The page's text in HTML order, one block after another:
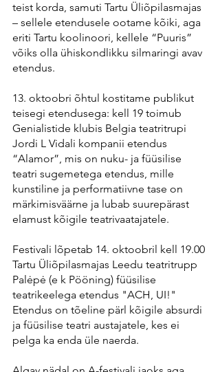
teist korda, samuti Tartu Üliõpilasmajas
– sellele etendusele ootame kõiki, aga
eriti Tartu koolinoori, kellele “Puuris”
võiks olla ühiskondlikku silmaringi avav
etendus.
13. oktoobri õhtul kostitame publikut
teisegi etendusega: kell 19 toimub
Genialistide klubis Belgia teatritrupi
Jordi L Vidali kompanii etendus
“Alamor”, mis on nuku- ja füüsilise
teatri sugemetega etendus, mille
kunstiline ja performatiivne tase on
märkimisväärne ja lubab suurepärast
elamust kõigile teatrivaatajatele.
Festivali lõpetab 14. oktoobril kell 19.00
Tartu Üliõpilasmajas Leedu teatritrupp
Palėpė (e k Pööning) füüsilise
teatrikeelega etendus "ACH, UI!"
Etendus on tõeline pärl kõigile absurdi
ja füüsilise teatri austajatele, kes ei
pelga ka enda üle naerda.